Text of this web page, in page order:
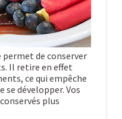
de conserver
Il retire en effet
ce qui empêche
se développer. Vos
plus